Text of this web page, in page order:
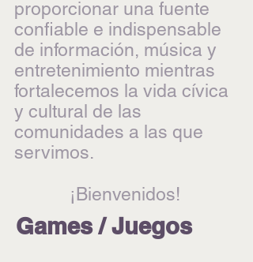
proporcionar una fuente
confiable e indispensable
de información, música y
entretenimiento mientras
fortalecemos la vida cívica
y cultural de las
comunidades a las que
servimos.
¡Bienvenidos!
Games / Juegos